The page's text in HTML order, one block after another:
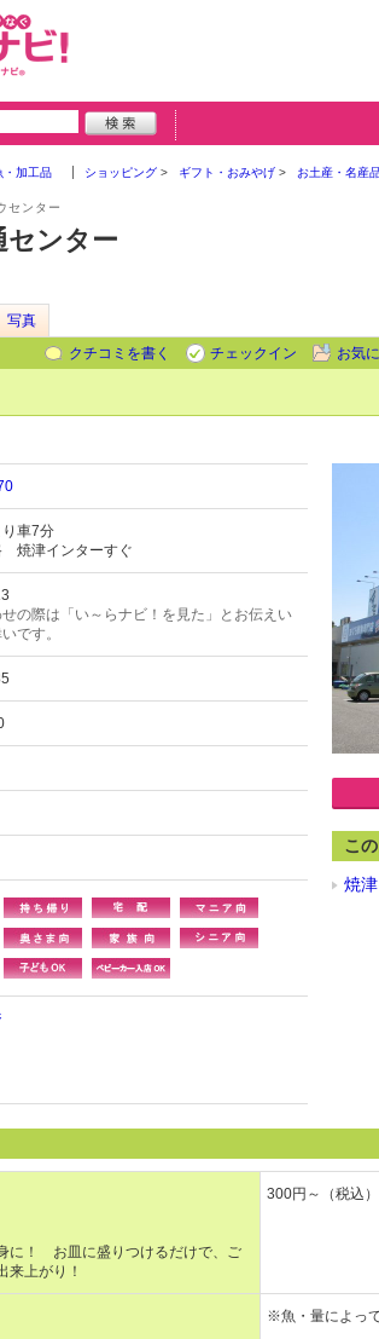
・加工品 ショッピング ギフト・おみやげ お土産・名産
センター
センター
写真
クチコミを書く
チェックイン お気
車7分
焼津インターすぐ
の際は「い～らナビ！を見た」とお伝えい
です。
こ
焼
に！ お皿に盛りつけるだけで、ご
来上がり！
300円～（税込）
※魚・量によっ